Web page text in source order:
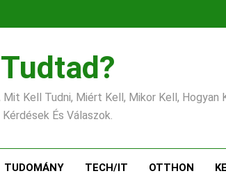
Tudtad?
Kell Tudni, Miért Kell, Mikor Kell, Hogyan
Kérdések És Válaszok.
TUDOMÁNY TECH/IT OTTHON